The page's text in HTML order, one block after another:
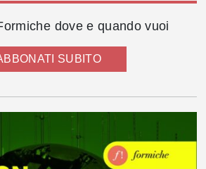
dove e quando vuoi
SUBITO